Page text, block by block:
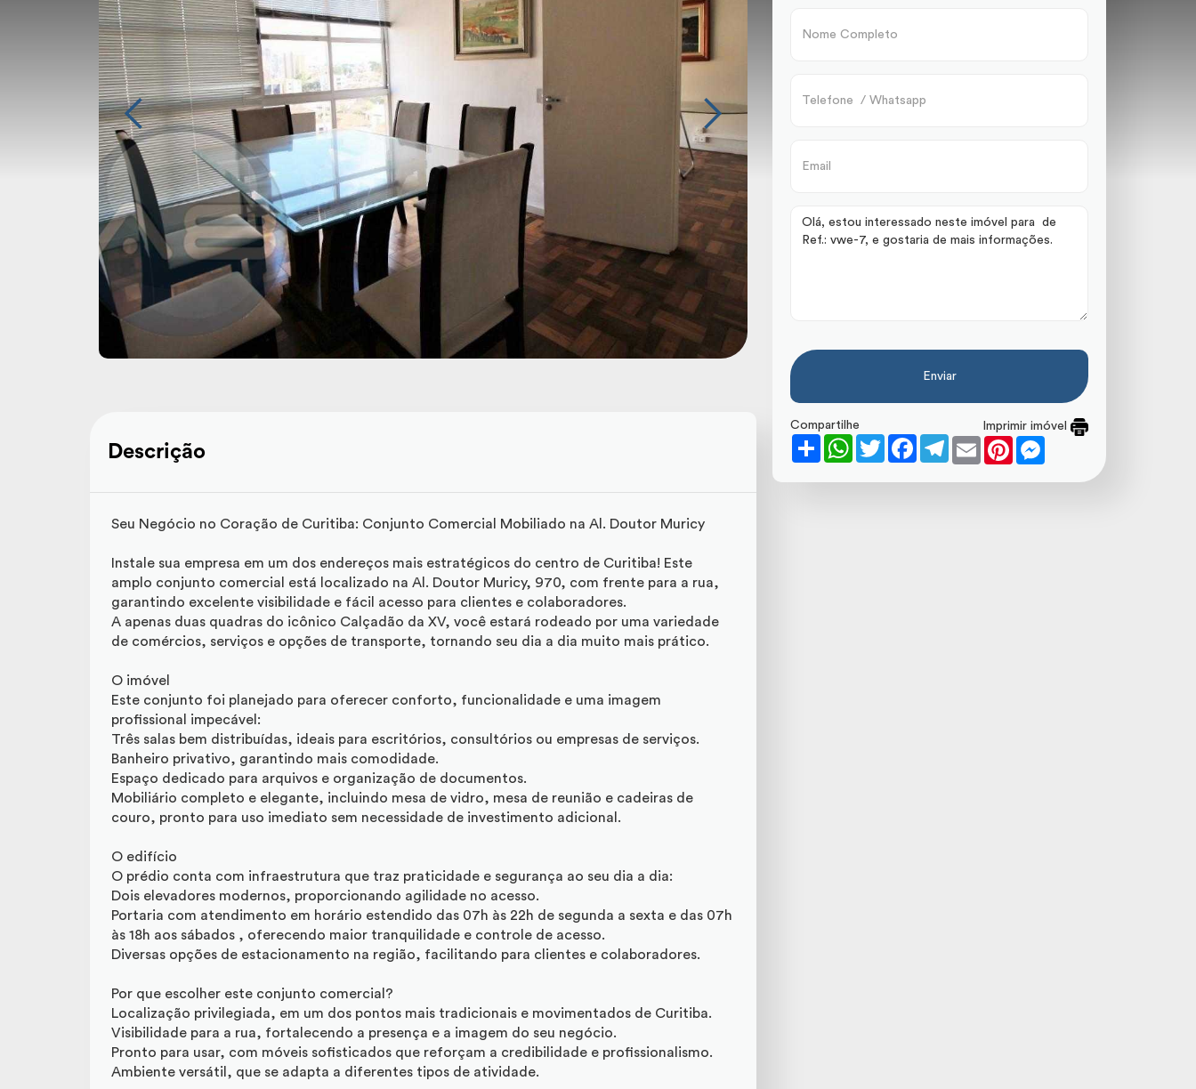
Descrição
Seu Negócio no Coração de Curitiba: Conjunto Comercial Mobiliado na Al. Doutor Muricy
Instale sua empresa em um dos endereços mais estratégicos do centro de Curitiba! Este
amplo conjunto comercial está localizado na Al. Doutor Muricy, 970, com frente para a rua,
garantindo excelente visibilidade e fácil acesso para clientes e colaboradores.
A apenas duas quadras do icônico Calçadão da XV, você estará rodeado por uma variedade
de comércios, serviços e opções de transporte, tornando seu dia a dia muito mais prático.
O imóvel
Este conjunto foi planejado para oferecer conforto, funcionalidade e uma imagem
profissional impecável:
Três salas bem distribuídas, ideais para escritórios, consultórios ou empresas de serviços.
Banheiro privativo, garantindo mais comodidade.
Espaço dedicado para arquivos e organização de documentos.
Mobiliário completo e elegante, incluindo mesa de vidro, mesa de reunião e cadeiras de
couro, pronto para uso imediato sem necessidade de investimento adicional.
O edifício
O prédio conta com infraestrutura que traz praticidade e segurança ao seu dia a dia:
Dois elevadores modernos, proporcionando agilidade no acesso.
Portaria com atendimento em horário estendido das 07h às 22h de segunda a sexta e das 07h
às 18h aos sábados , oferecendo maior tranquilidade e controle de acesso.
Diversas opções de estacionamento na região, facilitando para clientes e colaboradores.
Por que escolher este conjunto comercial?
Localização privilegiada, em um dos pontos mais tradicionais e movimentados de Curitiba.
Visibilidade para a rua, fortalecendo a presença e a imagem do seu negócio.
Pronto para usar, com móveis sofisticados que reforçam a credibilidade e profissionalismo.
Ambiente versátil, que se adapta a diferentes tipos de atividade.
Enviar
Imprimir imóvel
Compartilhe
Share
WhatsApp
TwitterFacebookTelegram
Email Pinterest